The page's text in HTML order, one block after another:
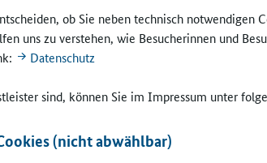
ob Sie neben technisch notwendigen
uns zu verstehen, wie Besucherinnen und
Datenschutz
sind, können Sie im Impressum unter
(nicht abwählbar)
Die Schule am Eichtalpark feilt
organisatorischen Teilbereichen
Mecklenburg-Vorpommern,
Thüringen während ihres
Schule Teambildung im
die sowohl klassen- als auch
"Mehr Spaß, im Team zu